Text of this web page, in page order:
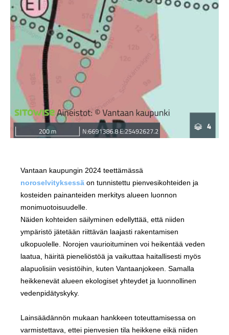
Vantaan kaupungin 2024 teettämässä
noroselvityksessä on tunnistettu pienvesikohteiden ja
kosteiden painanteiden merkitys alueen luonnon
monimuotoisuudelle.
Näiden kohteiden säilyminen edellyttää, että niiden
ympäristö jätetään riittävän laajasti rakentamisen
ulkopuolelle. Norojen vaurioituminen voi heikentää veden
laatua, häiritä pieneliöstöä ja vaikuttaa haitallisesti myös
alapuolisiin vesistöihin, kuten Vantaanjokeen. Samalla
heikkenevät alueen ekologiset yhteydet ja luonnollinen
vedenpidätyskyky.
Lainsäädännön mukaan hankkeen toteuttamisessa on
varmistettava, ettei pienvesien tila heikkene eikä niiden